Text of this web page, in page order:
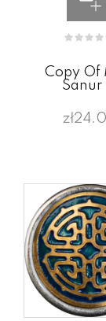
Copy Of
Sanur